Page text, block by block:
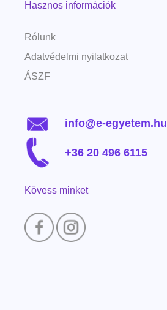
Hasznos információk
Rólunk
Adatvédelmi nyilatkozat
ÁSZF
info@e-egyetem.hu
+36 20 496 6115
Kövess minket